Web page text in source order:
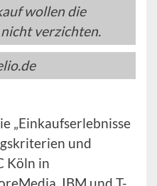
wollen die
verzichten.
„Einkaufserlebnisse
und
Köln in